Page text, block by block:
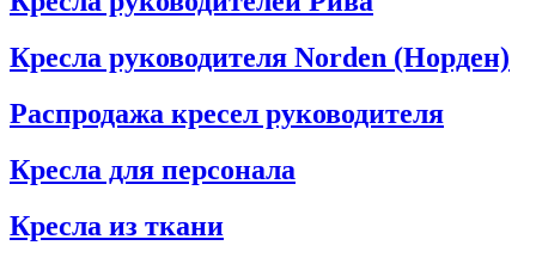
Кресла руководителя Norden (Норден)
Распродажа кресел руководителя
Кресла для персонала
Кресла из ткани